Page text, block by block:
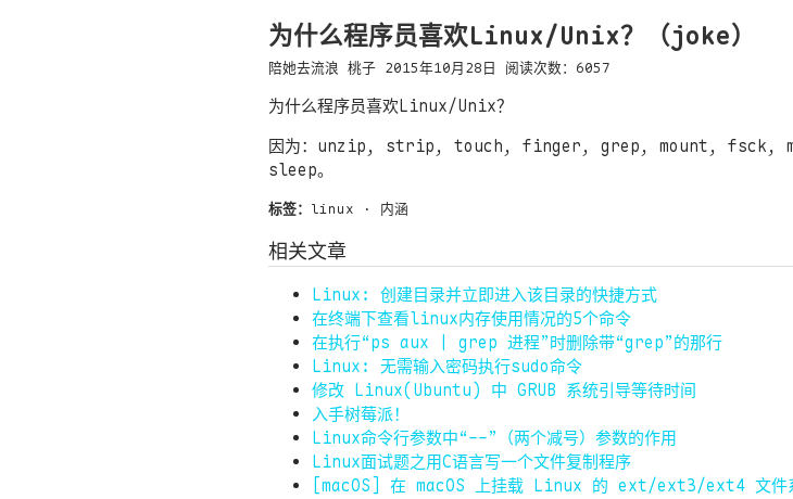
为什么程序员喜欢Linux/Unix？（joke）
陪她去流浪 桃子 2015年10月28日 阅读次数： 6057
为什么程序员喜欢Linux/Unix？
因为：unzip, strip, touch, finger, grep, mount, fsck,
sleep。
标签： linux · 内涵
相关文章
Linux: 创建目录并立即进入该目录的快捷方式
在终端下查看linux内存使用情况的5个命令
在执行“ps aux | grep 进程”时删除带“grep”的那行
Linux: 无需输入密码执行sudo命令
修改 Linux(Ubuntu) 中 GRUB 系统引导等待时间
入手树莓派！
Linux命令行参数中“--”（两个减号）参数的作用
Linux面试题之用C语言写一个文件复制程序
[macOS] 在 macOS 上挂载 Linux 的 ext/ext3/ext4 文件